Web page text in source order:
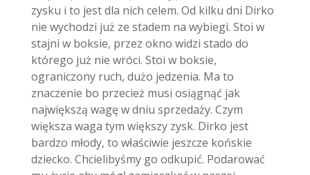
zysku i to jest dla nich celem. Od kilku dni Dirko
nie wychodzi już ze stadem na wybiegi. Stoi w
stajni w boksie, przez okno widzi stado do
którego już nie wróci. Stoi w boksie,
ograniczony ruch, dużo jedzenia. Ma to
znaczenie bo przecież musi osiągnąć jak
największą wagę w dniu sprzedaży. Czym
większa waga tym większy zysk. Dirko jest
bardzo młody, to właściwie jeszcze końskie
dziecko. Chcielibyśmy go odkupić. Podarować